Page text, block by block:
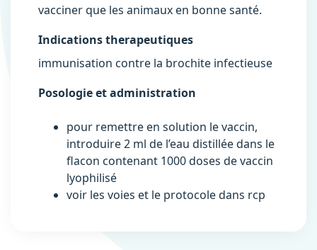
vacciner que les animaux en bonne santé.
Indications therapeutiques
immunisation contre la brochite infectieuse
Posologie et administration
pour remettre en solution le vaccin,
introduire 2 ml de l’eau distillée dans le
flacon contenant 1000 doses de vaccin
lyophilisé
voir les voies et le protocole dans rcp